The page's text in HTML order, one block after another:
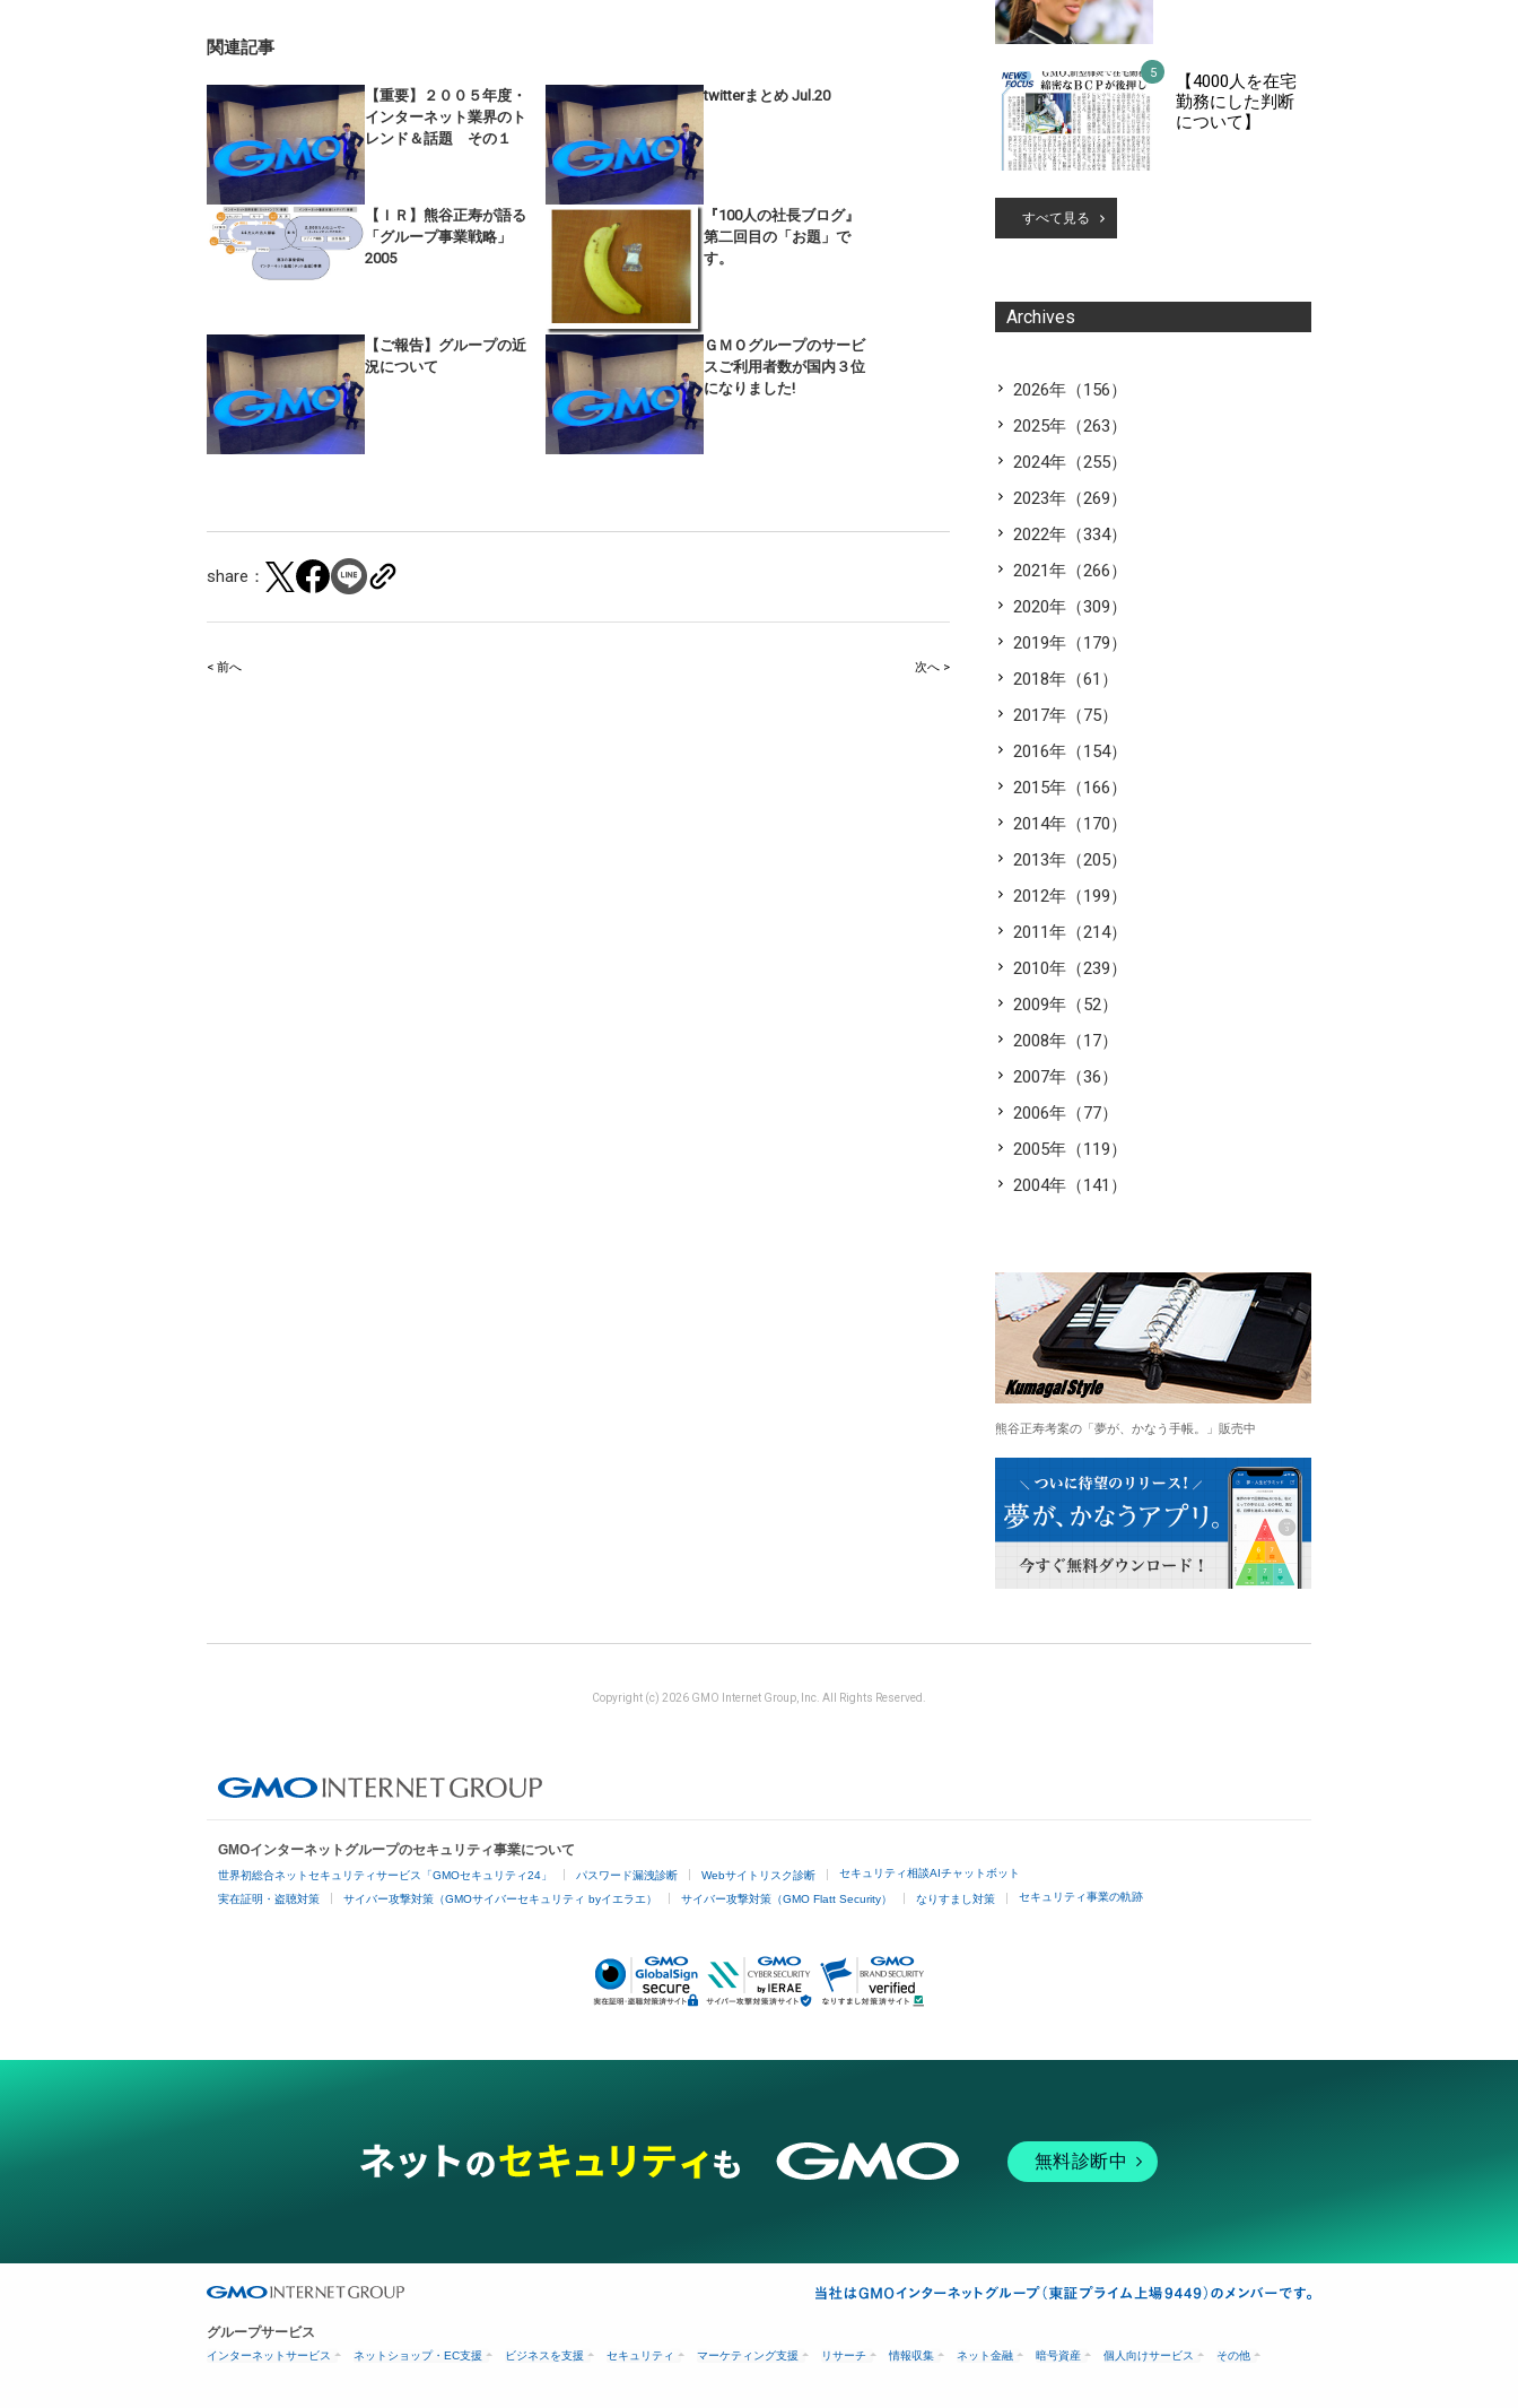
関連記事
【重要】２００５年度・
インターネット業界のト
レンド＆話題 その１
twitterまとめ Jul.20
【ＩＲ】熊谷正寿が語る
「グループ事業戦略」
2005
『100人の社長ブログ』
第二回目の「お題」で
す。
【ご報告】グループの近
況について
ＧＭＯグループのサービ
スご利用者数が国内３位
になりました!
share：
Post
< 前へ 次へ >
【4000人を在宅
勤務にした判断
について】
すべて見る
Archives
2026年（156）
2025年（263）
2024年（255）
2023年（269）
2022年（334）
2021年（266）
2020年（309）
2019年（179）
2018年（61）
2017年（75）
2016年（154）
2015年（166）
2014年（170）
2013年（205）
2012年（199）
2011年（214）
2010年（239）
2009年（52）
2008年（17）
2007年（36）
2006年（77）
2005年（119）
2004年（141）
熊谷正寿考案の「夢が、かなう手帳。」販売中
Copyright (c) 2026 GMO Internet Group, Inc. All Rights Reserved.
GMOインターネットグループのセキュリティ事業について
世界初総合ネットセキュリティサービス「GMOセキュリティ24」 パスワード漏洩診断 Webサイトリスク診断 セキュリティ相談AIチャットボット
実在証明・盗聴対策 サイバー攻撃対策（GMOサイバーセキュリティ byイエラエ） サイバー攻撃対策（GMO Flatt Security） なりすまし対策 セキュリティ事業の軌跡
無料診断中
グループサービス
インターネットサービス ネットショップ・EC支援 ビジネスを支援 セキュリティ マーケティング支援 リサーチ 情報収集 ネット金融 暗号資産 個人向けサービス その他